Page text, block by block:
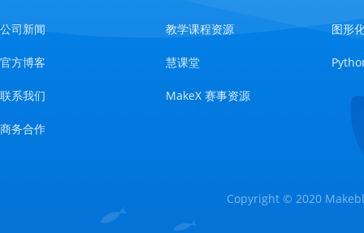
公司新闻
官方博客
联系我们
商务合作
教学课程资源
慧课堂
MakeX 赛事资源
图形
Copyright © 2020